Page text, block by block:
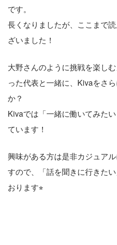
です。
長くなりましたが、ここまで
ざいました！
大野さんのように挑戦を楽し
った代表と一緒に、Kivaをさ
か？
Kivaでは「一緒に働いてみた
ています！
興味がある方は是非カジュア
すので、「話を聞きに行きた
おります⭐︎